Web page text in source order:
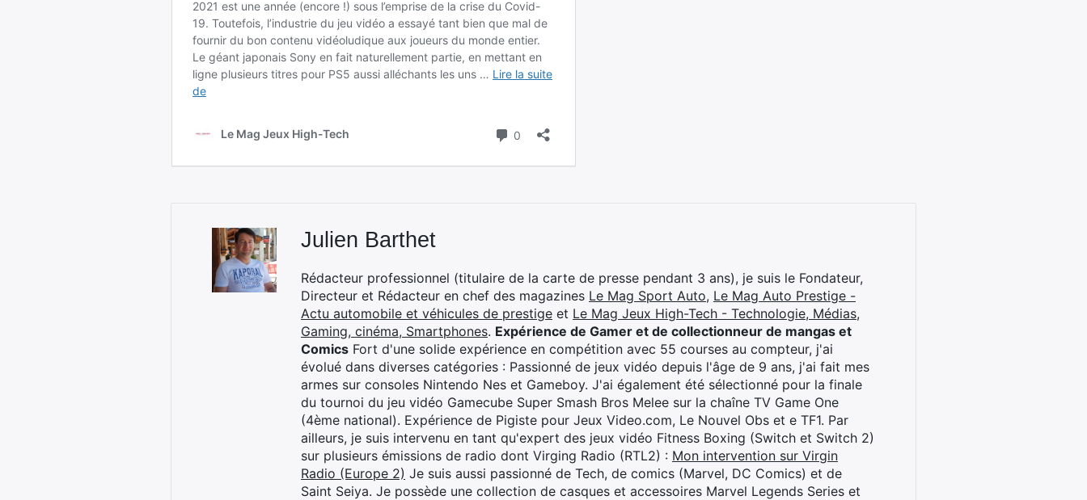
Julien Barthet
Rédacteur professionnel (titulaire de la carte de presse pendant 3 ans), je suis le Fondateur,
Directeur et Rédacteur en chef des magazines Le Mag Sport Auto, Le Mag Auto Prestige -
Actu automobile et véhicules de prestige et Le Mag Jeux High-Tech - Technologie, Médias,
Gaming, cinéma, Smartphones. Expérience de Gamer et de collectionneur de mangas et
Comics Fort d'une solide expérience en compétition avec 55 courses au compteur, j'ai
évolué dans diverses catégories : Passionné de jeux vidéo depuis l'âge de 9 ans, j'ai fait mes
armes sur consoles Nintendo Nes et Gameboy. J'ai également été sélectionné pour la finale
du tournoi du jeu vidéo Gamecube Super Smash Bros Melee sur la chaîne TV Game One
(4ème national). Expérience de Pigiste pour Jeux Video.com, Le Nouvel Obs et e TF1. Par
ailleurs, je suis intervenu en tant qu'expert des jeux vidéo Fitness Boxing (Switch et Switch 2)
sur plusieurs émissions de radio dont Virging Radio (RTL2) : Mon intervention sur Virgin
Radio (Europe 2) Je suis aussi passionné de Tech, de comics (Marvel, DC Comics) et de
Saint Seiya. Je possède une collection de casques et accessoires Marvel Legends Series et